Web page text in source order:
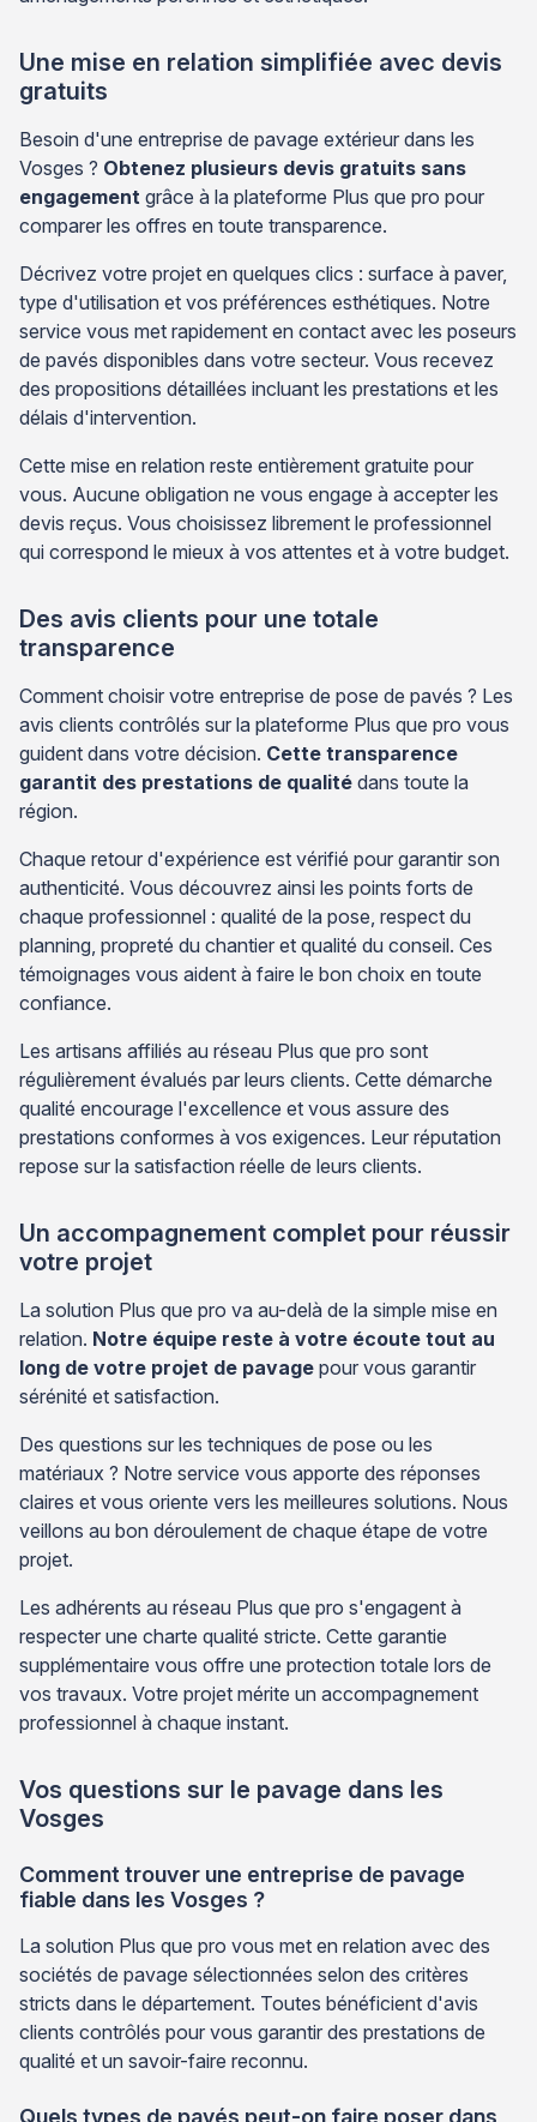
Une mise en relation simplifiée avec devis
gratuits
Besoin d'une entreprise de pavage extérieur dans les
Vosges ? Obtenez plusieurs devis gratuits sans
engagement grâce à la plateforme Plus que pro pour
comparer les offres en toute transparence.
Décrivez votre projet en quelques clics : surface à paver,
type d'utilisation et vos préférences esthétiques. Notre
service vous met rapidement en contact avec les poseurs
de pavés disponibles dans votre secteur. Vous recevez
des propositions détaillées incluant les prestations et les
délais d'intervention.
Cette mise en relation reste entièrement gratuite pour
vous. Aucune obligation ne vous engage à accepter les
devis reçus. Vous choisissez librement le professionnel
qui correspond le mieux à vos attentes et à votre budget.
Des avis clients pour une totale
transparence
Comment choisir votre entreprise de pose de pavés ? Les
avis clients contrôlés sur la plateforme Plus que pro vous
guident dans votre décision. Cette transparence
garantit des prestations de qualité dans toute la
région.
Chaque retour d'expérience est vérifié pour garantir son
authenticité. Vous découvrez ainsi les points forts de
chaque professionnel : qualité de la pose, respect du
planning, propreté du chantier et qualité du conseil. Ces
témoignages vous aident à faire le bon choix en toute
confiance.
Les artisans affiliés au réseau Plus que pro sont
régulièrement évalués par leurs clients. Cette démarche
qualité encourage l'excellence et vous assure des
prestations conformes à vos exigences. Leur réputation
repose sur la satisfaction réelle de leurs clients.
Un accompagnement complet pour réussir
votre projet
La solution Plus que pro va au-delà de la simple mise en
relation. Notre équipe reste à votre écoute tout au
long de votre projet de pavage pour vous garantir
sérénité et satisfaction.
Des questions sur les techniques de pose ou les
matériaux ? Notre service vous apporte des réponses
claires et vous oriente vers les meilleures solutions. Nous
veillons au bon déroulement de chaque étape de votre
projet.
Les adhérents au réseau Plus que pro s'engagent à
respecter une charte qualité stricte. Cette garantie
supplémentaire vous offre une protection totale lors de
vos travaux. Votre projet mérite un accompagnement
professionnel à chaque instant.
Vos questions sur le pavage dans les
Vosges
Comment trouver une entreprise de pavage
fiable dans les Vosges ?
La solution Plus que pro vous met en relation avec des
sociétés de pavage sélectionnées selon des critères
stricts dans le département. Toutes bénéficient d'avis
clients contrôlés pour vous garantir des prestations de
qualité et un savoir-faire reconnu.
Quels types de pavés peut-on faire poser dans